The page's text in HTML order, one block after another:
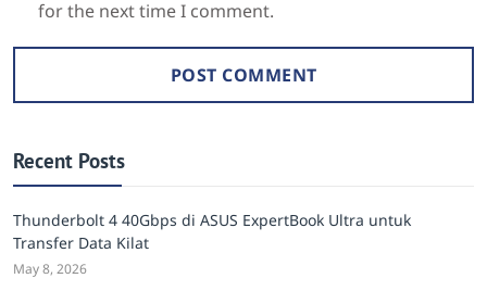
for the next time I comment.
Recent Posts
Thunderbolt 4 40Gbps di ASUS ExpertBook Ultra untuk
Transfer Data Kilat
May 8, 2026